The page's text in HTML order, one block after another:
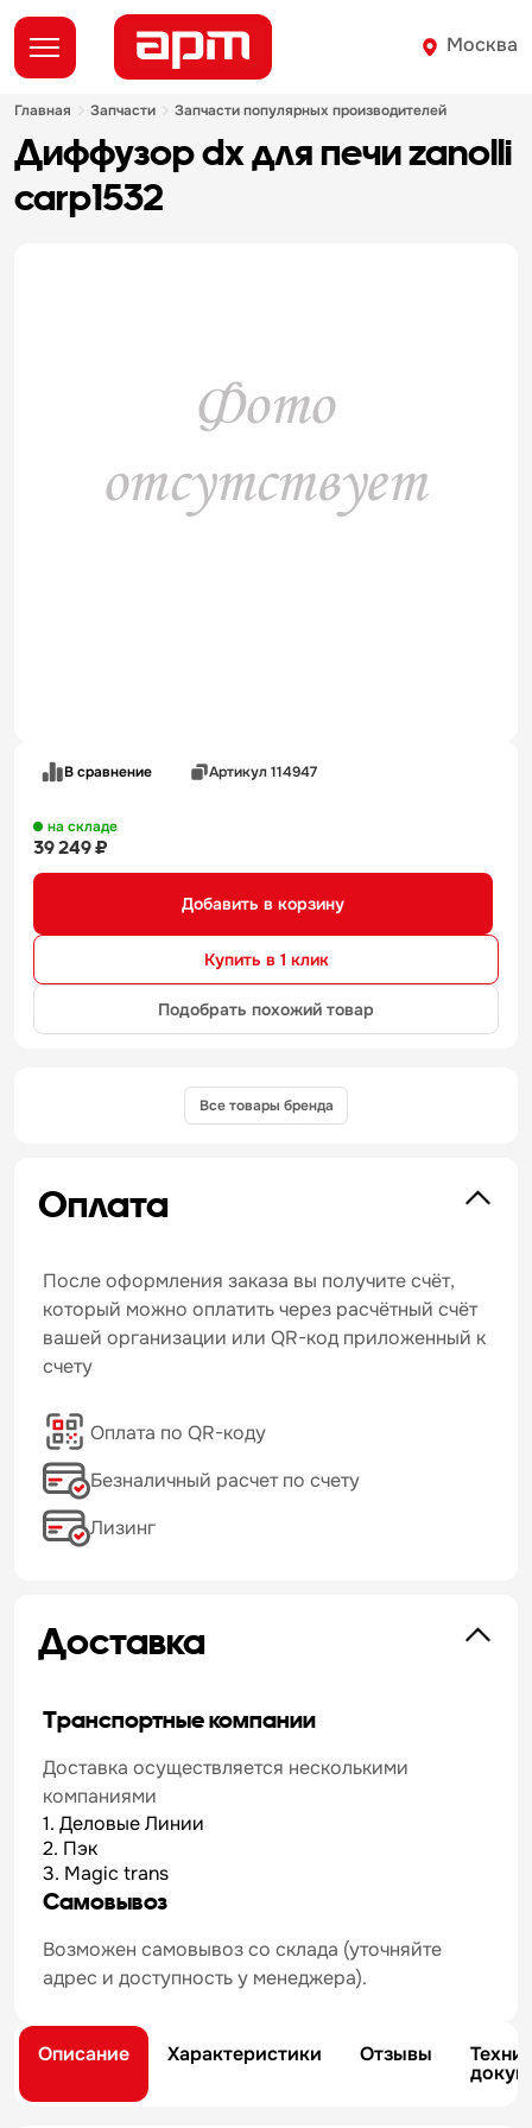
Москва
главная запчасти запчасти популярных производителей
диффузор dx для печи zanolli
carp1532
В сравнение Артикул 114947
на складе
39 249 ₽
Добавить в корзину
Купить в 1 клик
Подобрать похожий товар
Все товары бренда
Оплата
После оформления заказа вы получите счёт,
который можно оплатить через расчётный счёт
вашей организации или QR-код приложенный к
счету
Оплата по QR-коду
Безналичный расчет по счету
Лизинг
Доставка
Транспортные компании
Доставка осуществляется несколькими
компаниями
1. Деловые Линии
2. Пэк
3. Magic trans
Самовывоз
Возможен самовывоз со склада (уточняйте
адрес и доступность у менеджера).
Описание Характеристики Отзывы